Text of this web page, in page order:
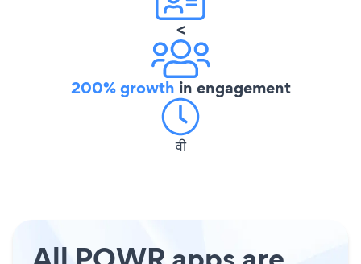
<
200% growth in engagement
वी